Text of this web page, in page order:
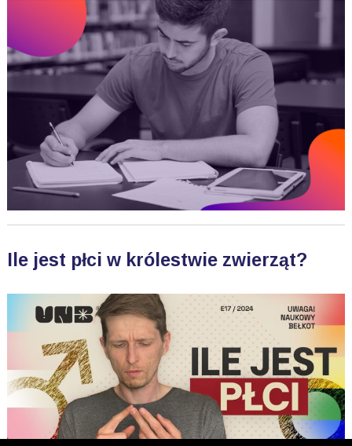
Ile jest płci w królestwie zwierząt?